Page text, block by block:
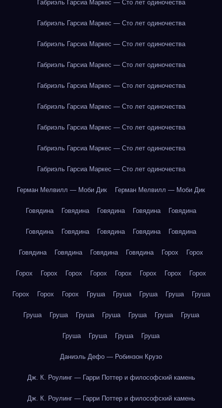
Габриэль Гарсиа Маркес — Сто лет одиночества
Габриэль Гарсиа Маркес — Сто лет одиночества
Габриэль Гарсиа Маркес — Сто лет одиночества
Габриэль Гарсиа Маркес — Сто лет одиночества
Габриэль Гарсиа Маркес — Сто лет одиночества
Габриэль Гарсиа Маркес — Сто лет одиночества
Габриэль Гарсиа Маркес — Сто лет одиночества
Габриэль Гарсиа Маркес — Сто лет одиночества
Габриэль Гарсиа Маркес — Сто лет одиночества
Герман Мелвилл — Моби Дик Герман Мелвилл — Моби Дик
Говядина Говядина Говядина Говядина Говядина
Говядина Говядина Говядина Говядина Говядина
Говядина Говядина Говядина Говядина Горох Горох
Горох Горох Горох Горох Горох Горох Горох Горох
Горох Горох Горох Груша Груша Груша Груша Груша
Груша Груша Груша Груша Груша Груша Груша
Груша Груша Груша Груша
Даниэль Дефо — Робинзон Крузо
Дж. К. Роулинг — Гарри Поттер и философский камень
Дж. К. Роулинг — Гарри Поттер и философский камень